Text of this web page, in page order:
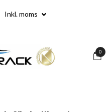
Inkl. moms
0